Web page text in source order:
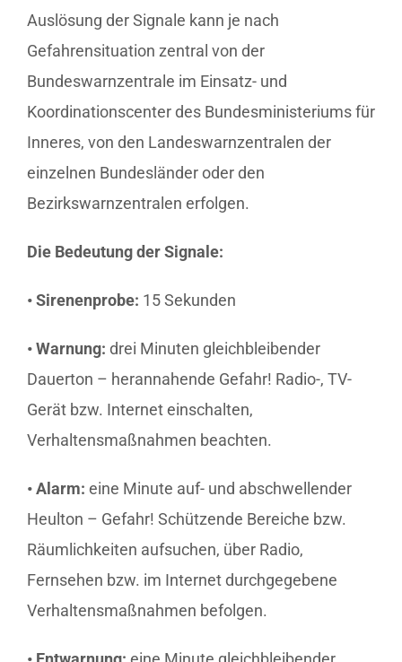
Auslösung der Signale kann je nach
Gefahrensituation zentral von der
Bundeswarnzentrale im Einsatz- und
Koordinationscenter des Bundesministeriums für
Inneres, von den Landeswarnzentralen der
einzelnen Bundesländer oder den
Bezirkswarnzentralen erfolgen.
Die Bedeutung der Signale:
• Sirenenprobe: 15 Sekunden
• Warnung: drei Minuten gleichbleibender
Dauerton – herannahende Gefahr! Radio-, TV-
Gerät bzw. Internet einschalten,
Verhaltensmaßnahmen beachten.
• Alarm: eine Minute auf- und abschwellender
Heulton – Gefahr! Schützende Bereiche bzw.
Räumlichkeiten aufsuchen, über Radio,
Fernsehen bzw. im Internet durchgegebene
Verhaltensmaßnahmen befolgen.